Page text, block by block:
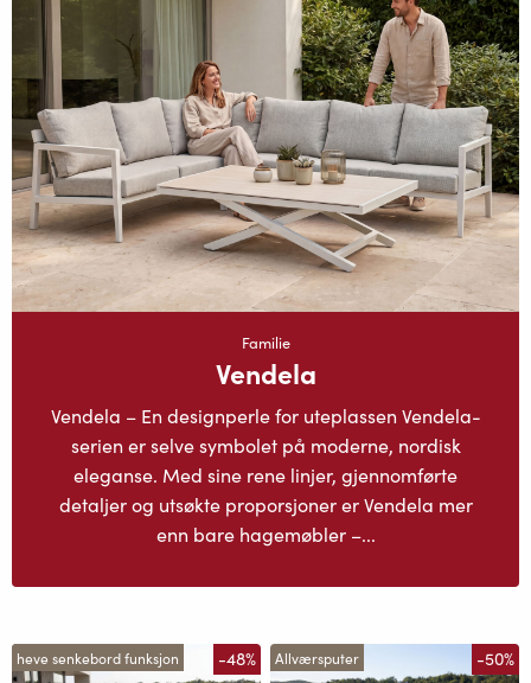
Familie
Vendela
Vendela – En designperle for uteplassen Vendela-
serien er selve symbolet på moderne, nordisk
eleganse. Med sine rene linjer, gjennomførte
detaljer og utsøkte proporsjoner er Vendela mer
enn bare hagemøbler –...
heve senkebord funksjon -48% Allværsputer -50%